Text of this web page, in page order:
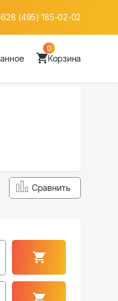
8 (495) 185-02-02
0
Корзина
Сравнить